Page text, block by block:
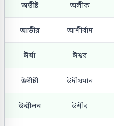
অভীষ্ট অলীক
আভীর আশীর্বাদ
ঈর্ষা ঈশ্বর
উদীচী উদীয়মান
উন্মীলন উশীর